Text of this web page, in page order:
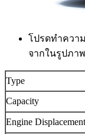
โปรดทำควา
จากในรูปภา
Type
Capacity
Engine Displacement